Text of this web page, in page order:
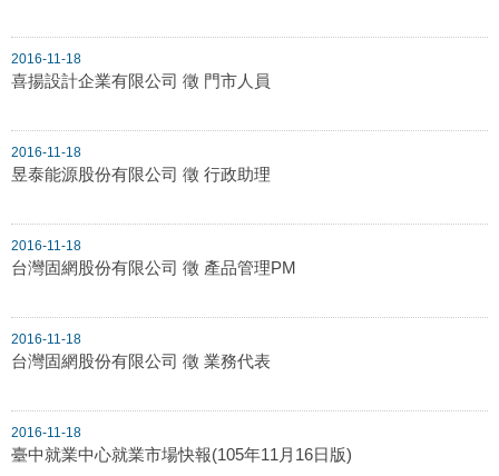
2016-11-18
喜揚設計企業有限公司 徵 門市人員
2016-11-18
昱泰能源股份有限公司 徵 行政助理
2016-11-18
台灣固網股份有限公司 徵 產品管理PM
2016-11-18
台灣固網股份有限公司 徵 業務代表
2016-11-18
臺中就業中心就業市場快報(105年11月16日版)